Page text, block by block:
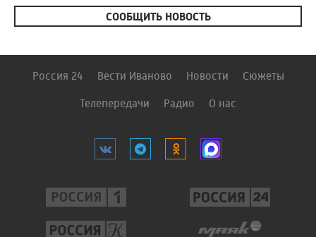
СООБЩИТЬ НОВОСТЬ
Россия 24 Вести Иваново Новости Сюжеты
Телепередачи Радио О нас